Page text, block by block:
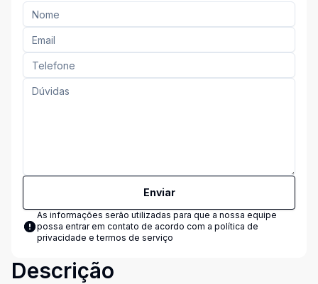
Enviar
As informações serão utilizadas para que a nossa equipe
possa entrar em contato de acordo com a política de
privacidade e termos de serviço
Descrição